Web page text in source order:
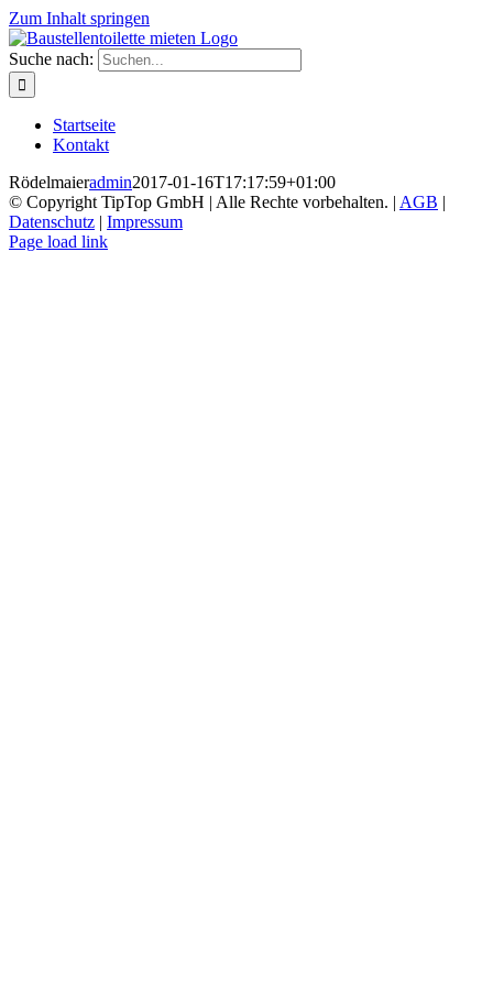
Zum Inhalt springen
Suche nach:
Startseite
Kontakt
Rödelmaieradmin2017-01-16T17:17:59+01:00
© Copyright TipTop GmbH | Alle Rechte vorbehalten. | AGB |
Datenschutz | Impressum
Page load link